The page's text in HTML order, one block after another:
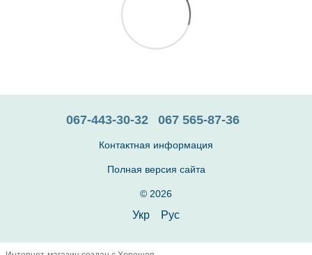
067-443-30-32 067 565-87-36
Контактная информация
Полная версия сайта
© 2026
Укр Рус